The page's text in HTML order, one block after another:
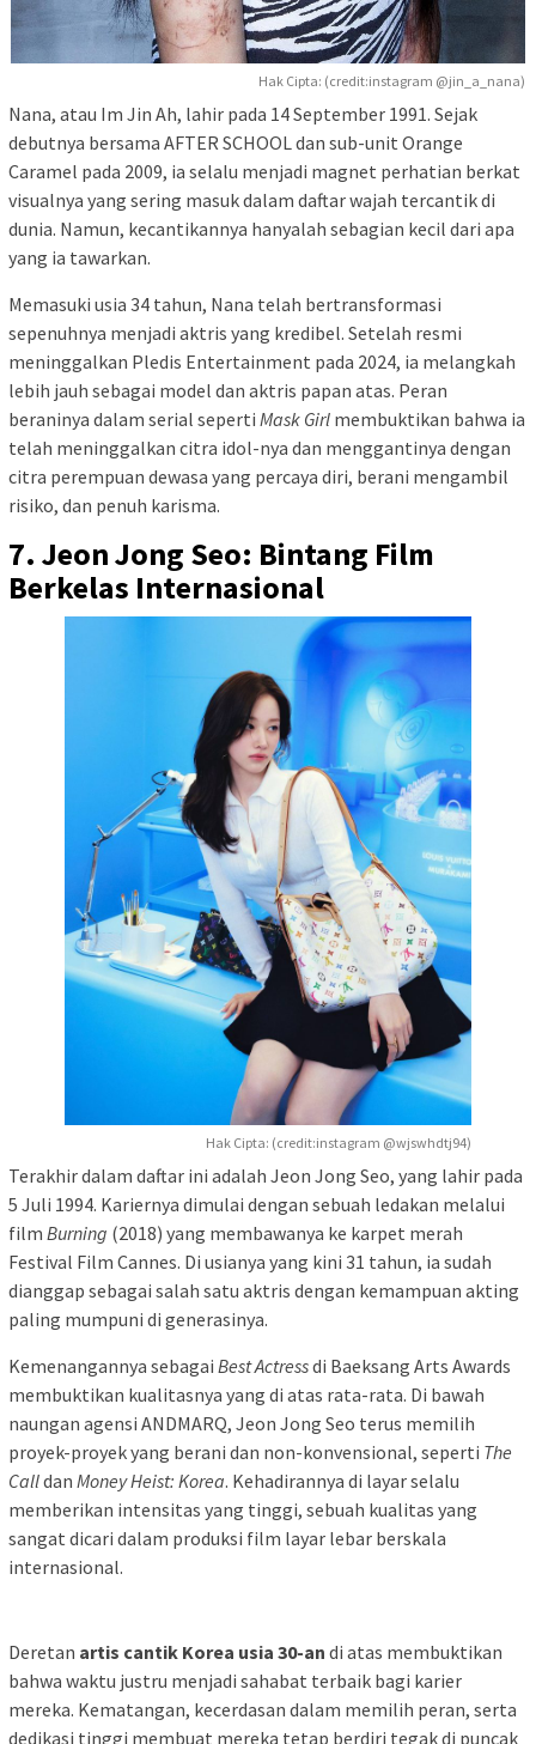
Hak Cipta: (credit:instagram @jin_a_nana)
Nana, atau Im Jin Ah, lahir pada 14 September 1991. Sejak
debutnya bersama AFTER SCHOOL dan sub-unit Orange
Caramel pada 2009, ia selalu menjadi magnet perhatian berkat
visualnya yang sering masuk dalam daftar wajah tercantik di
dunia. Namun, kecantikannya hanyalah sebagian kecil dari apa
yang ia tawarkan.
Memasuki usia 34 tahun, Nana telah bertransformasi
sepenuhnya menjadi aktris yang kredibel. Setelah resmi
meninggalkan Pledis Entertainment pada 2024, ia melangkah
lebih jauh sebagai model dan aktris papan atas. Peran
beraninya dalam serial seperti Mask Girl membuktikan bahwa ia
telah meninggalkan citra idol-nya dan menggantinya dengan
citra perempuan dewasa yang percaya diri, berani mengambil
risiko, dan penuh karisma.
7. Jeon Jong Seo: Bintang Film
Berkelas Internasional
Hak Cipta: (credit:instagram @wjswhdtj94)
Terakhir dalam daftar ini adalah Jeon Jong Seo, yang lahir pada
5 Juli 1994. Kariernya dimulai dengan sebuah ledakan melalui
film Burning (2018) yang membawanya ke karpet merah
Festival Film Cannes. Di usianya yang kini 31 tahun, ia sudah
dianggap sebagai salah satu aktris dengan kemampuan akting
paling mumpuni di generasinya.
Kemenangannya sebagai Best Actressdi Baeksang Arts Awards
membuktikan kualitasnya yang di atas rata-rata. Di bawah
naungan agensi ANDMARQ, Jeon Jong Seo terus memilih
proyek-proyek yang berani dan non-konvensional, seperti The
Calldan Money Heist: Korea. Kehadirannya di layar selalu
memberikan intensitas yang tinggi, sebuah kualitas yang
sangat dicari dalam produksi film layar lebar berskala
internasional.
Deretan artis cantik Korea usia 30-an di atas membuktikan
bahwa waktu justru menjadi sahabat terbaik bagi karier
mereka. Kematangan, kecerdasan dalam memilih peran, serta
dedikasi tinggi membuat mereka tetap berdiri tegak di puncak